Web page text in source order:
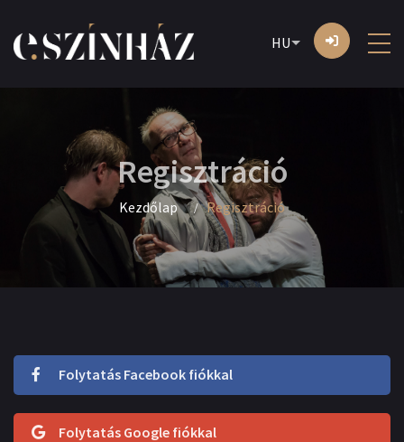
HU
Regisztráció
Kezdőlap Regisztráció
Folytatás Facebook fiókkal
Folytatás Google fiókkal